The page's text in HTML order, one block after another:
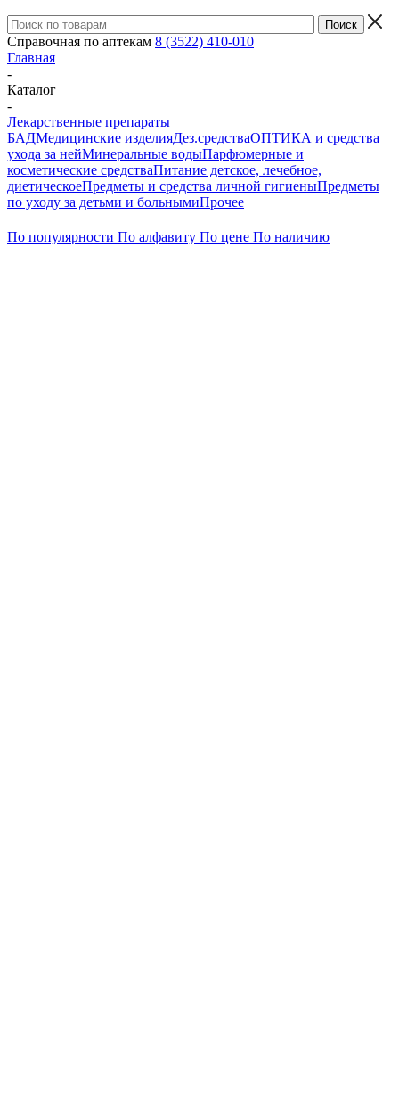
Справочная по аптекам 8 (3522) 410-010
Главная
-
Каталог
-
Лекарственные препараты
БАДМедицинские изделияДез.средстваОПТИКА и средства
ухода за нейМинеральные водыПарфюмерные и
косметические средстваПитание детское, лечебное,
диетическоеПредметы и средства личной гигиеныПредметы
по уходу за детьми и больнымиПрочее
По популярности По алфавиту По цене По наличию